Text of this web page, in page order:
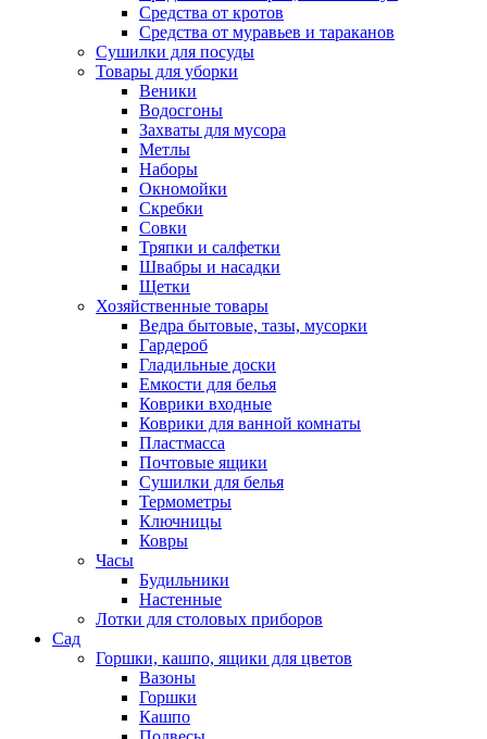
Средства от кротов
Средства от муравьев и тараканов
Сушилки для посуды
Товары для уборки
Веники
Водосгоны
Захваты для мусора
Метлы
Наборы
Окномойки
Скребки
Совки
Тряпки и салфетки
Швабры и насадки
Щетки
Хозяйственные товары
Ведра бытовые, тазы, мусорки
Гардероб
Гладильные доски
Емкости для белья
Коврики входные
Коврики для ванной комнаты
Пластмасса
Почтовые ящики
Сушилки для белья
Термометры
Ключницы
Ковры
Часы
Будильники
Настенные
Лотки для столовых приборов
Сад
Горшки, кашпо, ящики для цветов
Вазоны
Горшки
Кашпо